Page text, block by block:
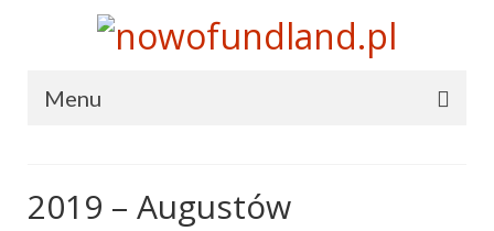
Menu
Terranova
2019 – Augustów